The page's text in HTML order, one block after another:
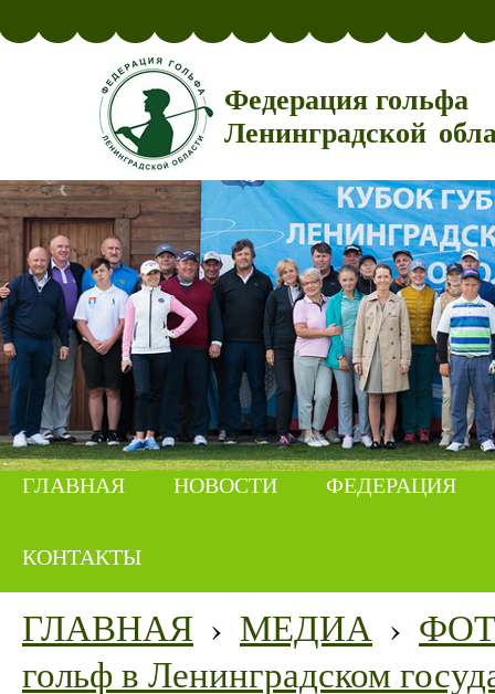
Федерация гольфа
Ленинградской
ГЛАВНАЯ НОВОСТИ ФЕДЕРАЦИЯ
КОНТАКТЫ
ГЛАВНАЯ › МЕДИА ›
гольф в Ленинградском